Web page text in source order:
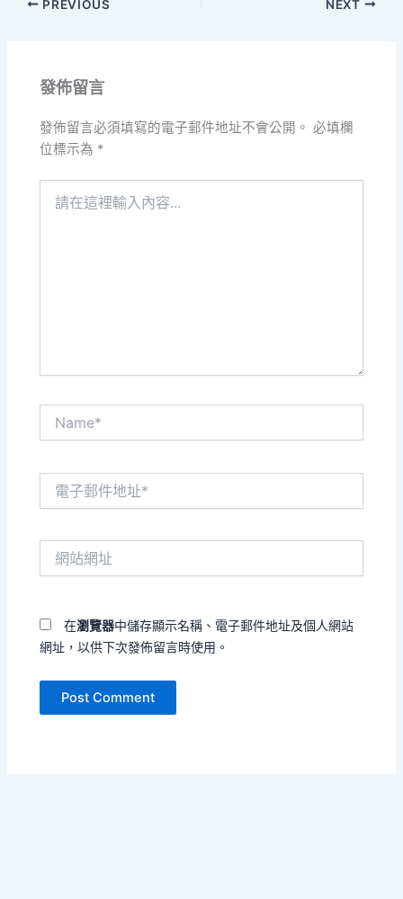
PREVIOUS NEXT
發佈留言
發佈留言必須填寫的電子郵件地址不會公開。 必填欄
位標示為 *
在瀏覽器中儲存顯示名稱、電子郵件地址及個人網站
網址，以供下次發佈留言時使用。